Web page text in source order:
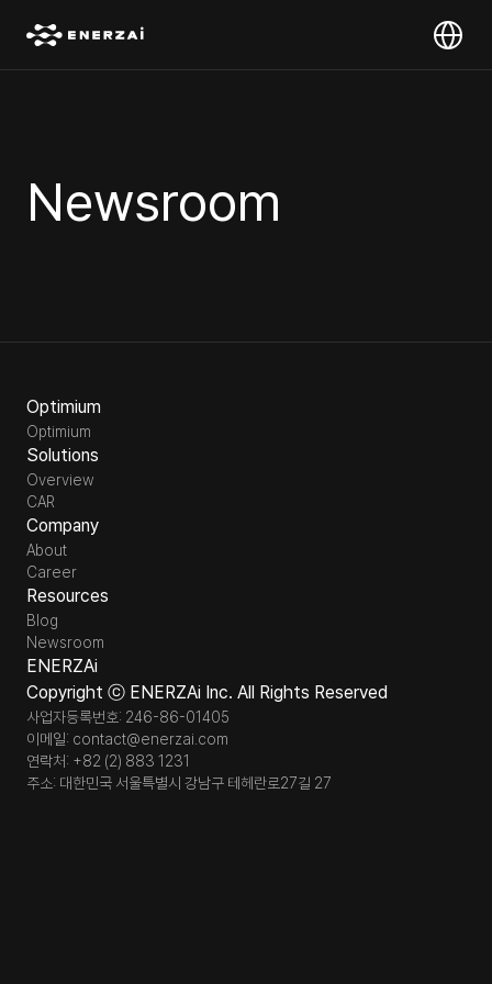
Newsroom
Optimium
Optimium
Solutions
Overview
CAR
Company
About
Career
Resources
Blog
Newsroom
ENERZAi
Copyright ⓒ ENERZAi Inc. All Rights Reserved
사업자등록번호: 246-86-01405
이메일: contact@enerzai.com
연락처: +82 (2) 883 1231
주소: 대한민국 서울특별시 강남구 테헤란로27길 27